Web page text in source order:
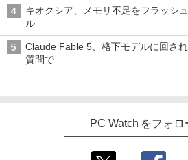
キオクシア、メモリ不足をフラッシ
ル
Claude Fable 5、格下モデルに回さ
質問で
PC Watch をフォロ